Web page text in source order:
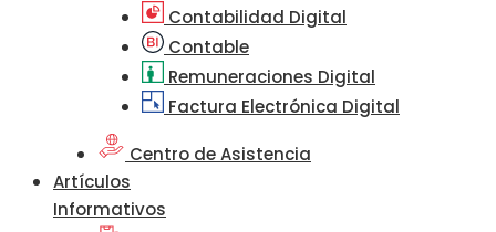
Contabilidad Digital
Contable
Remuneraciones Digital
Factura Electrónica Digital
Centro de Asistencia
Artículos
Informativos